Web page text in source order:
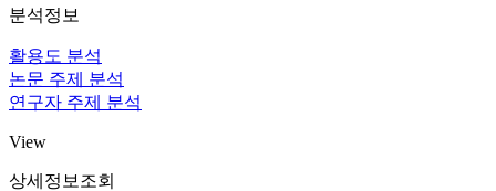
분석정보
활용도 분석
논문 주제 분석
연구자 주제 분석
View
상세정보조회